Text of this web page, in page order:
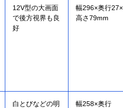
12V型の大画面
で後方視界も良
好
幅296×奥行27×
高さ79mm
白とびなどの明
幅258×奥行